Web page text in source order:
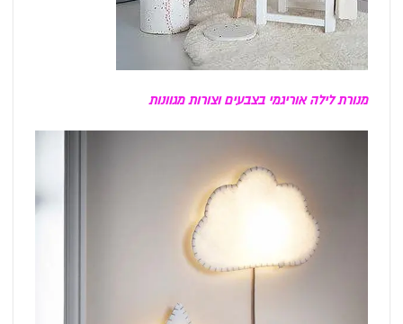
מנורת לילה אוריגמי בצבעים וצורות מגוונות